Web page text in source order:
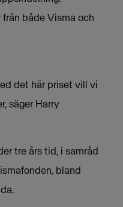
både Visma och
det här priset vill vi
säger Harry
tre års tid, i samråd
bland